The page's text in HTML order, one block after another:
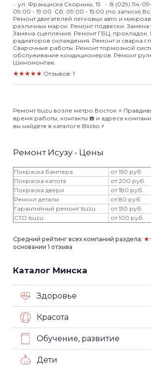
ул. Франциска Скорины, 15 8 (029) 114-
09:00 - 19:00 Сб: 09:00 - 15:00 (по записи)
Ремонт двигателей легковых авто и
различных марок. Ремонт подвески.
Замена сцепления. Ремонт ГБЦ, прокладок.
радиаторов охлаждения. Ремонт и сварка
Сварочные работы. Ремонт тормозной
обслуживание кондиционеров. Ремонт
Шиномонтаж.
★★★★★ Отзывов: 1
Ремонт Isuzu возле метро Восток ⭐️
время работы, контакты ☎️ и адреса
вы найдёте в каталоге Blizko ⚡️
Ремонт Исузу - Цены
Покраска бампера
от 150 руб.
Покраска капота
от 200 руб.
Покраска двери
от 180 руб.
Ремонт детали
от 80 руб.
Гарантийный ремонт Isuzu
от 150 руб.
СТО Isuzu
от 100 руб.
Средний рейтинг всех компаний раздела:
основании 1 отзыва
Каталог Минска
Здоровье
Красота
Обучение, развитие
Дети